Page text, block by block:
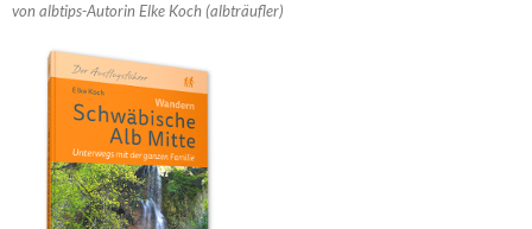
von albtips-Autorin Elke Koch (albträufler)